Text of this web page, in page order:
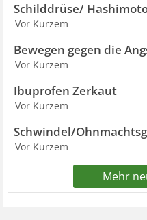
Schilddrüse/
Vor Kurzem
Bewegen gegen die
Vor Kurzem
Ibuprofen Zerkaut
Vor Kurzem
Schwindel/
Vor Kurzem
Mehr